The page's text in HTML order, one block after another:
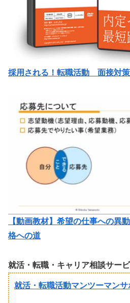
採用される！転職活動 面接対策
【動画教材】希望の仕事への異
格への道
就活・転職・キャリア相談サー
就活・転職活動マンツーマン